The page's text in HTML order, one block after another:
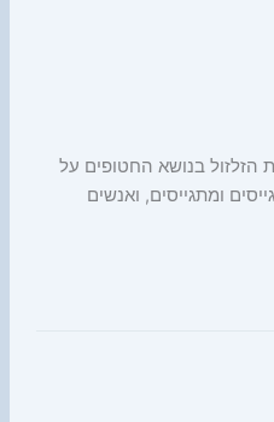
בנושא החטופים על
ומתגייסים, ואנשים